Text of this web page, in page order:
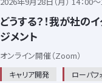
どうする？！我が社の
ジメント
オンライン開催（Zoom）
キャリア開発
ローパフ